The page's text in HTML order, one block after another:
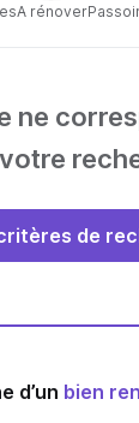
A rénover
ne
de
d’un bien